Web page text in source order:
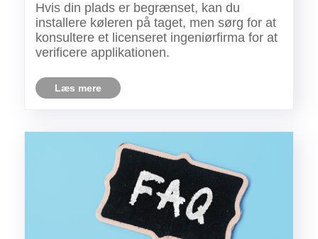
Hvis din plads er begrænset, kan du
installere køleren på taget, men sørg for at
konsultere et licenseret ingeniørfirma for at
verificere applikationen.
Læs mere